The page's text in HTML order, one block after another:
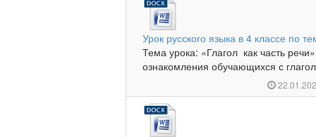
Урок русского языка в 4 классе по
Тема урока: «Глагол как часть
ознакомления обучающихся с